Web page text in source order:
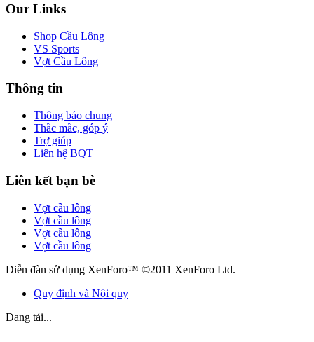
Our Links
Shop Cầu Lông
VS Sports
Vợt Cầu Lông
Thông tin
Thông báo chung
Thắc mắc, góp ý
Trợ giúp
Liên hệ BQT
Liên kết bạn bè
Vợt cầu lông
Vợt cầu lông
Vợt cầu lông
Vợt cầu lông
Diễn đàn sử dụng XenForo™ ©2011 XenForo Ltd.
Quy định và Nội quy
Đang tải...